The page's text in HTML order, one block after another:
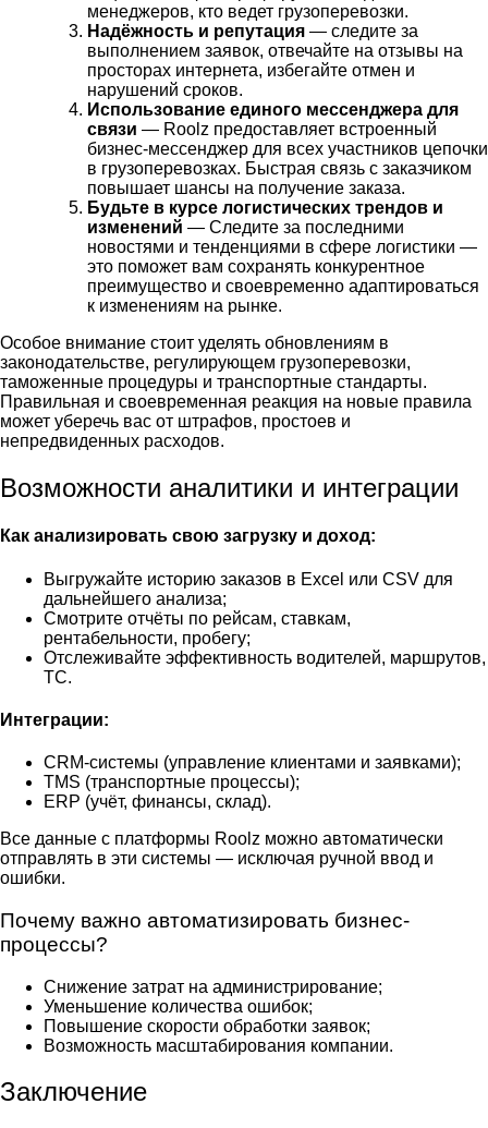
менеджеров, кто ведет грузоперевозки.
Надёжность и репутация — следите за
выполнением заявок, отвечайте на отзывы на
просторах интернета, избегайте отмен и
нарушений сроков.
Использование единого мессенджера для
связи — Roolz предоставляет встроенный
бизнес-мессенджер для всех участников цепочки
в грузоперевозках. Быстрая связь с заказчиком
повышает шансы на получение заказа.
Будьте в курсе логистических трендов и
изменений — Следите за последними
новостями и тенденциями в сфере логистики —
это поможет вам сохранять конкурентное
преимущество и своевременно адаптироваться
к изменениям на рынке.
Особое внимание стоит уделять обновлениям в
законодательстве, регулирующем грузоперевозки,
таможенные процедуры и транспортные стандарты.
Правильная и своевременная реакция на новые правила
может уберечь вас от штрафов, простоев и
непредвиденных расходов.
Возможности аналитики и интеграции
Как анализировать свою загрузку и доход:
Выгружайте историю заказов в Excel или CSV для
дальнейшего анализа;
Смотрите отчёты по рейсам, ставкам,
рентабельности, пробегу;
Отслеживайте эффективность водителей, маршрутов,
ТС.
Интеграции:
CRM-системы (управление клиентами и заявками);
TMS (транспортные процессы);
ERP (учёт, финансы, склад).
Все данные с платформы Roolz можно автоматически
отправлять в эти системы — исключая ручной ввод и
ошибки.
Почему важно автоматизировать бизнес-
процессы?
Снижение затрат на администрирование;
Уменьшение количества ошибок;
Повышение скорости обработки заявок;
Возможность масштабирования компании.
Заключение